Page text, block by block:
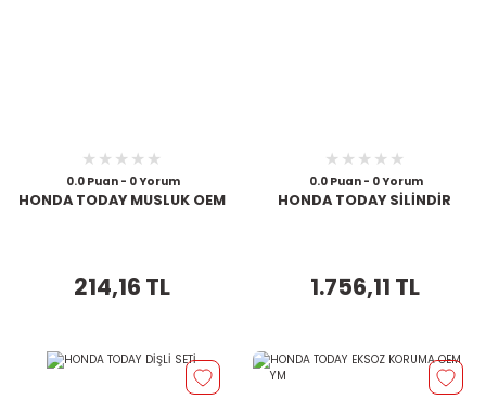
0.0 Puan - 0 Yorum
HONDA TODAY MUSLUK OEM
214,16 TL
0.0 Puan - 0 Yorum
HONDA TODAY SİLİNDİR
1.756,11 TL